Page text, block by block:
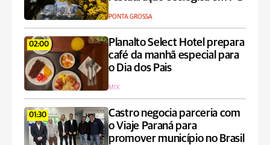
PONTA GROSSA
02:00
Planalto Select Hotel prepara
café da manhã especial para
o Dia dos Pais
MIX
01:30
Castro negocia parceria com
o Viaje Paraná para
promover município no Brasil